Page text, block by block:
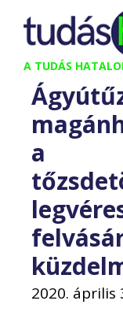
Kilépés
tartalomba
A TUDÁS
a
2020. április